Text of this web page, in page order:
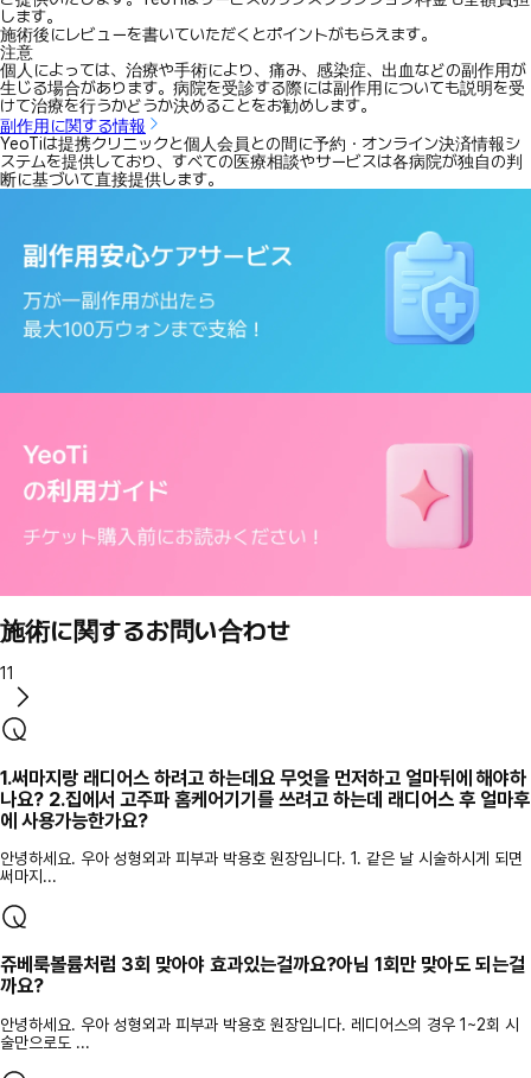
します。
施術後にレビューを書いていただくとポイントがもらえます。
注意
個人によっては、治療や手術により、痛み、感染症、出血などの副作用が
生じる場合があります。病院を受診する際には副作用についても説明を受
けて治療を行うかどうか決めることをお勧めします。
副作用に関する情報
YeoTiは提携クリニックと個人会員との間に予約・オンライン決済情報シ
ステムを提供しており、すべての医療相談やサービスは各病院が独自の判
断に基づいて直接提供します。
施術に関するお問い合わせ
11
1.써마지랑 래디어스 하려고 하는데요 무엇을 먼저하고 얼마뒤에 해야하
나요? 2.집에서 고주파 홈케어기기를 쓰려고 하는데 래디어스 후 얼마후
에 사용가능한가요?
안녕하세요. 우아 성형외과 피부과 박용호 원장입니다. 1. 같은 날 시술하시게 되면
써마지...
쥬베룩볼륨처럼 3회 맞아야 효과있는걸까요?아님 1회만 맞아도 되는걸
까요?
안녕하세요. 우아 성형외과 피부과 박용호 원장입니다. 레디어스의 경우 1~2회 시
술만으로도 ...